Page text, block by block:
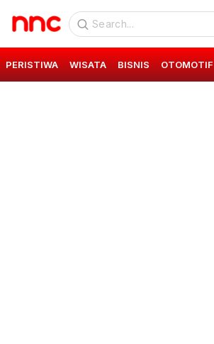
PERISTIWA WISATA BISNIS OTOMOTIF